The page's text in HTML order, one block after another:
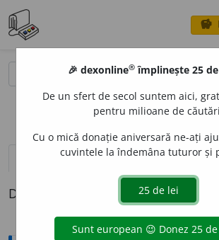
savings
definiții (1) pronunțievolume_up (50)
Definiția cu ID-ul 800050:
🎉 dexonline® împlinește 25
De un sfert de secol suntem aici,
pentru milioane de
Cu o mică donație aniversară ne-ați
cuvintele la îndemâna tuturor și